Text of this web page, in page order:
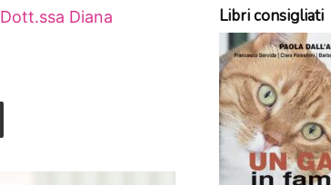
Dott.ssa Diana
Libri consigliati